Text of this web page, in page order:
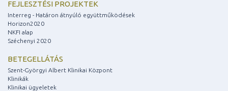
FEJLESZTÉSI PROJEKTEK
Interreg - Határon átnyúló együttműködések
Horizon2020
NKFI alap
Széchenyi 2020
BETEGELLÁTÁS
Szent-Györgyi Albert Klinikai Központ
Klinikák
Klinikai ügyeletek